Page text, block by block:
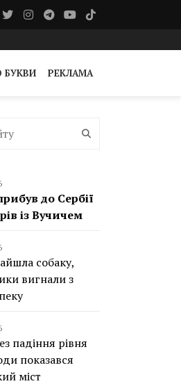
БУКВИ РЕКЛАМА
до Сербії
із Вучичем
собаку,
вигнали з
падіння рівня
показався
міст